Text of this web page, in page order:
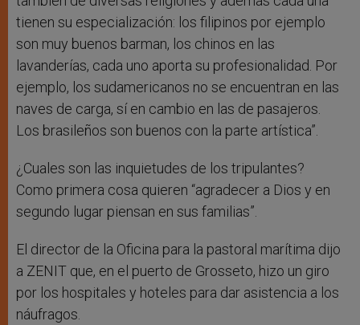
tienen su especialización: los filipinos por ejemplo
son muy buenos barman, los chinos en las
lavanderías, cada uno aporta su profesionalidad. Por
ejemplo, los sudamericanos no se encuentran en las
naves de carga, sí en cambio en las de pasajeros.
Los brasileños son buenos con la parte artística”.
¿Cuales son las inquietudes de los tripulantes?
Como primera cosa quieren “agradecer a Dios y en
segundo lugar piensan en sus familias”.
El director de la Oficina para la pastoral marítima dijo
a ZENIT que, en el puerto de Grosseto, hizo un giro
por los hospitales y hoteles para dar asistencia a los
náufragos.